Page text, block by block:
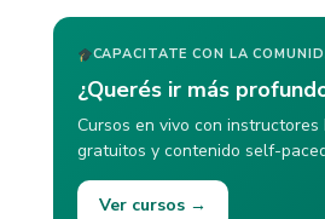
CAPACITATE CON LA
¿Querés ir más
Cursos en vivo con instructores
gratuitos y contenido self-
Ver cursos →